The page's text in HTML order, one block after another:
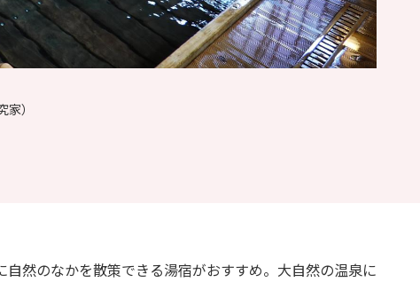
）
然のなかを散策できる湯宿がおすすめ。大自然の温泉に